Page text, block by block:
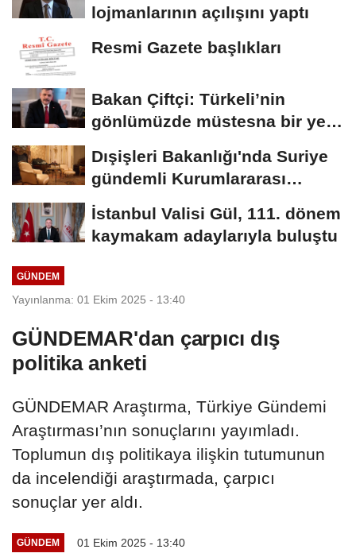
lojmanlarının açılışını yaptı
Resmi Gazete başlıkları
Bakan Çiftçi: Türkeli’nin
gönlümüzde müstesna bir yeri
Dışişleri Bakanlığı'nda Suriye
gündemli Kurumlararası
Eşgüdüm...
İstanbul Valisi Gül, 111. dönem
kaymakam adaylarıyla buluştu
GÜNDEM
Yayınlanma: 01 Ekim 2025 - 13:40
GÜNDEMAR'dan çarpıcı dış
politika anketi
GÜNDEMAR Araştırma, Türkiye Gündemi
Araştırması’nın sonuçlarını yayımladı.
Toplumun dış politikaya ilişkin tutumunun
da incelendiği araştırmada, çarpıcı
sonuçlar yer aldı.
GÜNDEM 01 Ekim 2025 - 13:40